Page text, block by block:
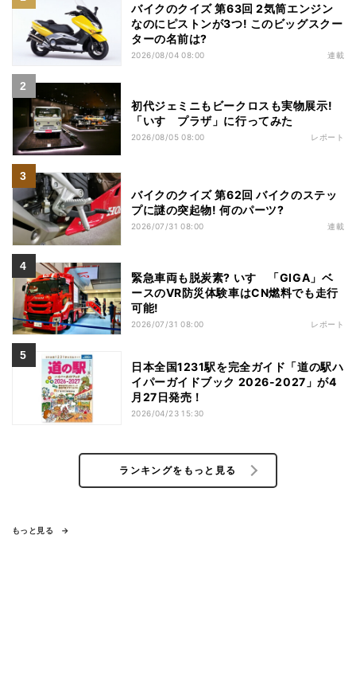
バイクのクイズ 第63回 2気筒エンジン
なのにピストンが3つ! このビッグスクー
ターの名前は?
2026/08/04 08:00 連載
初代ジェミニもビークロスも実物展示!
「いすゞプラザ」に行ってみた
2026/08/05 08:00 レポート
バイクのクイズ 第62回 バイクのステッ
プに謎の突起物! 何のパーツ?
2026/07/31 08:00 連載
緊急車両も脱炭素? いすゞ「GIGA」ベ
ースのVR防災体験車はCN燃料でも走行
可能!
2026/07/31 08:00 レポート
日本全国1231駅を完全ガイド「道の駅ハ
イパーガイドブック 2026-2027」が4
月27日発売！
2026/04/23 15:30
ランキングをもっと見る
もっと見る